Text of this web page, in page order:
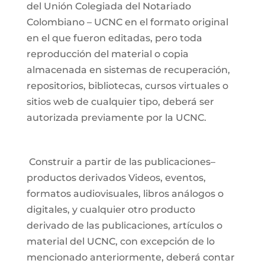
del Unión Colegiada del Notariado
Colombiano – UCNC en el formato original
en el que fueron editadas, pero toda
reproducción del material o copia
almacenada en sistemas de recuperación,
repositorios, bibliotecas, cursos virtuales o
sitios web de cualquier tipo, deberá ser
autorizada previamente por la UCNC.
Construir a partir de las publicaciones–
productos derivados Videos, eventos,
formatos audiovisuales, libros análogos o
digitales, y cualquier otro producto
derivado de las publicaciones, artículos o
material del UCNC, con excepción de lo
mencionado anteriormente, deberá contar